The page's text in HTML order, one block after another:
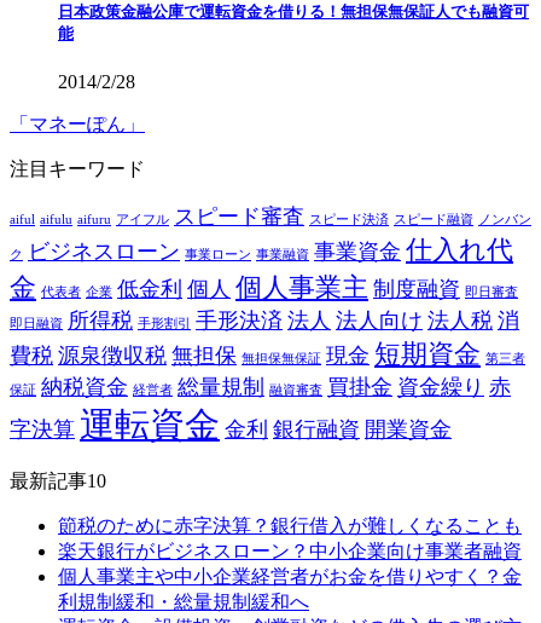
日本政策金融公庫で運転資金を借りる！無担保無保証人でも融資可
能
2014/2/28
「マネーぽん」
注目キーワード
aiful aifulu aifuru アイフル スピード審査 スピード決済 スピード融資 ノンバン
ク ビジネスローン 事業ローン 事業融資 事業資金 仕入れ代
金 代表者 企業 低金利 個人 個人事業主 制度融資 即日審査
即日融資 所得税 手形割引 手形決済 法人 法人向け 法人税 消
費税 源泉徴収税 無担保 無担保無保証 現金 短期資金 第三者
保証 納税資金 経営者 総量規制 融資審査 買掛金 資金繰り 赤
字決算 運転資金 金利 銀行融資 開業資金
最新記事10
節税のために赤字決算？銀行借入が難しくなることも
楽天銀行がビジネスローン？中小企業向け事業者融資
個人事業主や中小企業経営者がお金を借りやすく？金
利規制緩和・総量規制緩和へ